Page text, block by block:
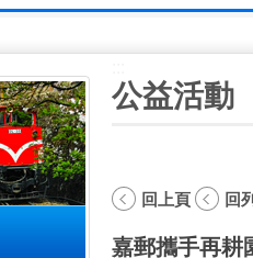
公益活動
回上頁 回
嘉郵攜手再耕